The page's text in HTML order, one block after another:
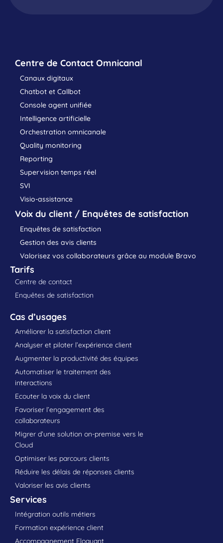
Centre de Contact Omnicanal
Canaux digitaux
Chatbot et Callbot
Console agent unifiée
Intelligence artificielle
Orchestration omnicanale
Quality monitoring
Reporting
Supervision temps réel
SVI
Visio-assistance
Voix du client / Enquêtes de satisfaction
Enquêtes de satisfaction
Gestion des avis clients
Valorisez vos collaborateurs grâce au module Bravo
Tarifs
Centre de contact
Enquêtes de satisfaction
Cas d’usages
Améliorer la satisfaction client
Analyser et piloter l’expérience client
Augmenter la productivité des équipes
Automatiser le traitement des
interactions
Ecouter la voix du client
Favoriser l’engagement des
collaborateurs
Migrer d’une solution on-premise vers le
Cloud
Optimiser les parcours clients
Réduire les délais de réponses clients
Valoriser les avis clients
Services
Intégration outils métiers
Formation expérience client
Accompagnement Eloquant